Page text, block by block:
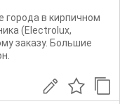
города в кирпичном
(Еlесtrоluх,
заказу. Большие